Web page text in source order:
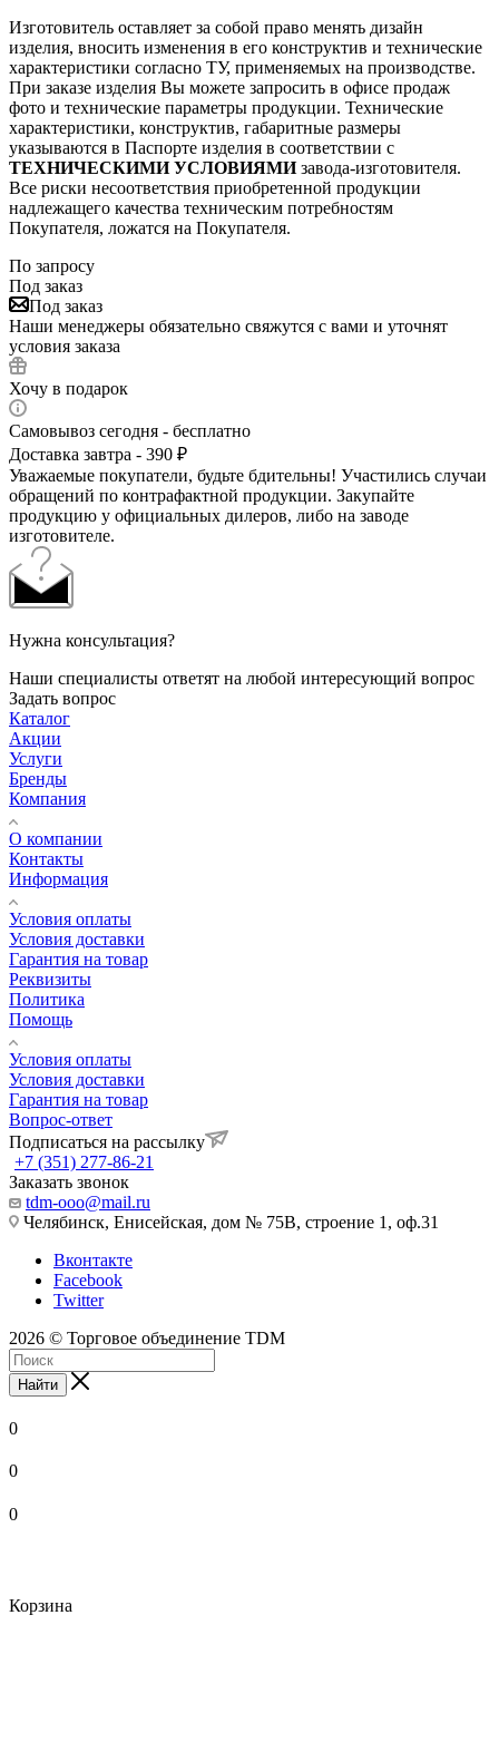
Изготовитель оставляет за собой право менять дизайн
изделия, вносить изменения в его конструктив и технические
характеристики согласно ТУ, применяемых на производстве.
При заказе изделия Вы можете запросить в офисе продаж
фото и технические параметры продукции. Технические
характеристики, конструктив, габаритные размеры
указываются в Паспорте изделия в соответствии с
ТЕХНИЧЕСКИМИ УСЛОВИЯМИзавода-изготовителя.
Все риски несоответствия приобретенной продукции
надлежащего качества техническим потребностям
Покупателя, ложатся на Покупателя.
По запросу
Под заказ
Под заказ
Наши менеджеры обязательно свяжутся с вами и уточнят
условия заказа
Хочу в подарок
Самовывоз сегодня - бесплатно
Доставка завтра - 390 ₽
Уважаемые покупатели, будьте бдительны! Участились случаи
обращений по контрафактной продукции. Закупайте
продукцию у официальных дилеров, либо на заводе
изготовителе.
Нужна консультация?
Наши специалисты ответят на любой интересующий вопрос
Задать вопрос
Каталог
Акции
Услуги
Бренды
Компания
О компании
Контакты
Информация
Условия оплаты
Условия доставки
Гарантия на товар
Реквизиты
Политика
Помощь
Условия оплаты
Условия доставки
Гарантия на товар
Вопрос-ответ
Подписаться на рассылку
+7 (351) 277-86-21
Заказать звонок
tdm-ooo@mail.ru
Челябинск, Енисейская, дом № 75В, строение 1, оф.31
Вконтакте
Facebook
Twitter
2026 © Торговое объединение TDM
Найти
0
0
0
Корзина